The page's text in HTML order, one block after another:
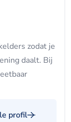
zodat je
daalt. Bij
profil